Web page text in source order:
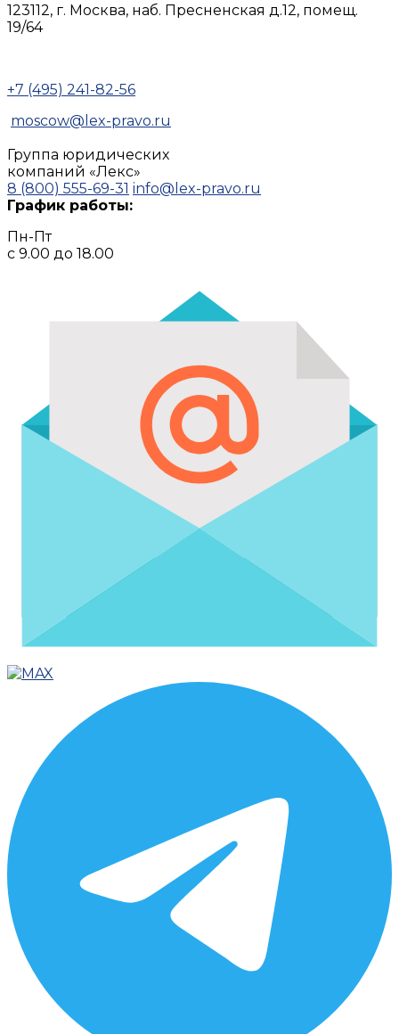
123112, г. Москва, наб. Пресненская д.12, помещ.
19/64
+7 (495) 241-82-56
moscow@lex-pravo.ru
Группа юридических
компаний «Лекс»
8 (800) 555-69-31 info@lex-pravo.ru
График работы:
Пн-Пт
с 9.00 до 18.00